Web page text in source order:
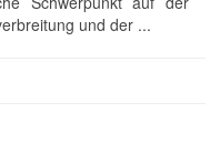
und der ...